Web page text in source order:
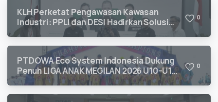
KLH Perketat Pengawasan Kawasan
Industri: PPLI dan DESI Hadirkan Solusi
Kepatuhan Lingkungan
0
PT DOWA Eco System Indonesia Dukung
Penuh LIGA ANAK MEGILAN 2026 U10–U12
untuk Pengembangan Talenta Sepak Bola
0